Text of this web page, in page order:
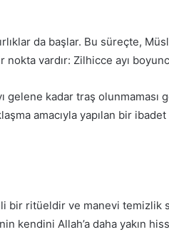
da başlar. Bu süreçte,
vardır: Zilhicce ayı
gelene kadar traş
amacıyla yapılan bir
bir ritüeldir ve manevi temizlik
kendini Allah’a daha yakın